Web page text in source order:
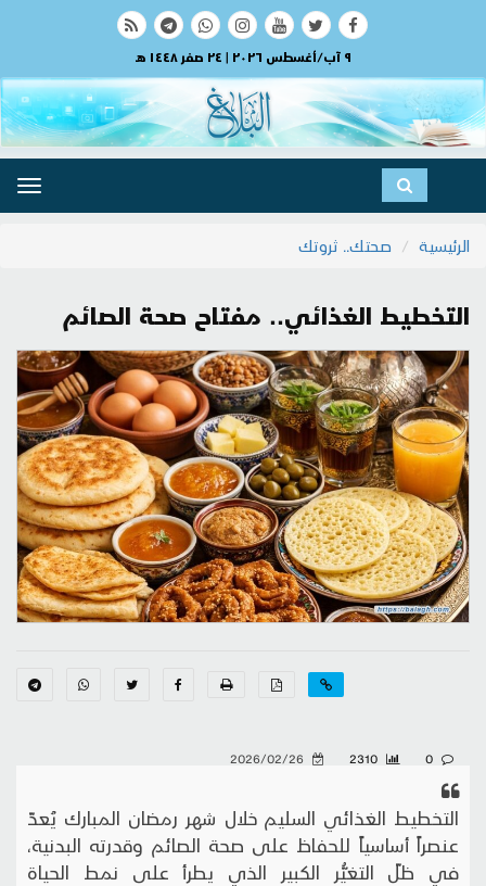
٩ آب/أغسطس ٢٠٢٦ | ٢٤ صفر ١٤٤٨ هـ
الرئيسية
صحتك.. ثروتك
التخطيط الغذائي.. مفتاح صحة الصائم
التخطيط الغذائي السليم خلال شهر رمضان المبارك يُعدّ
عنصراً أساسياً للحفاظ على صحة الصائم وقدرته البدنية،
في ظلّ التغيُّر الكبير الذي يطرأ على نمط الحياة